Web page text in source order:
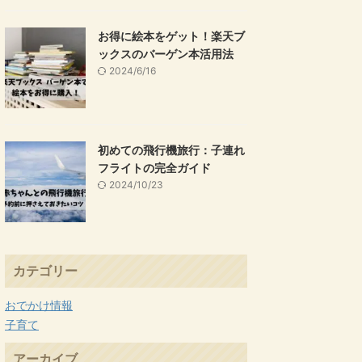
お得に絵本をゲット！楽天ブ
ックスのバーゲン本活用法
2024/6/16
初めての飛行機旅行：子連れ
フライトの完全ガイド
2024/10/23
カテゴリー
おでかけ情報
子育て
アーカイブ